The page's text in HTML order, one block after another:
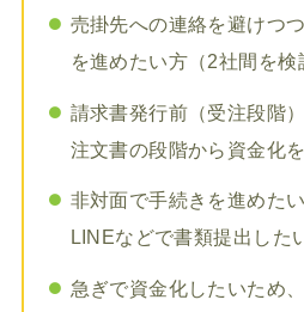
売掛先への連絡を避けつ
を進めたい方（2社間を検
請求書発行前（受注段階
注文書の段階から資金化
非対面で手続きを進めた
LINEなどで書類提出した
急ぎで資金化したいため